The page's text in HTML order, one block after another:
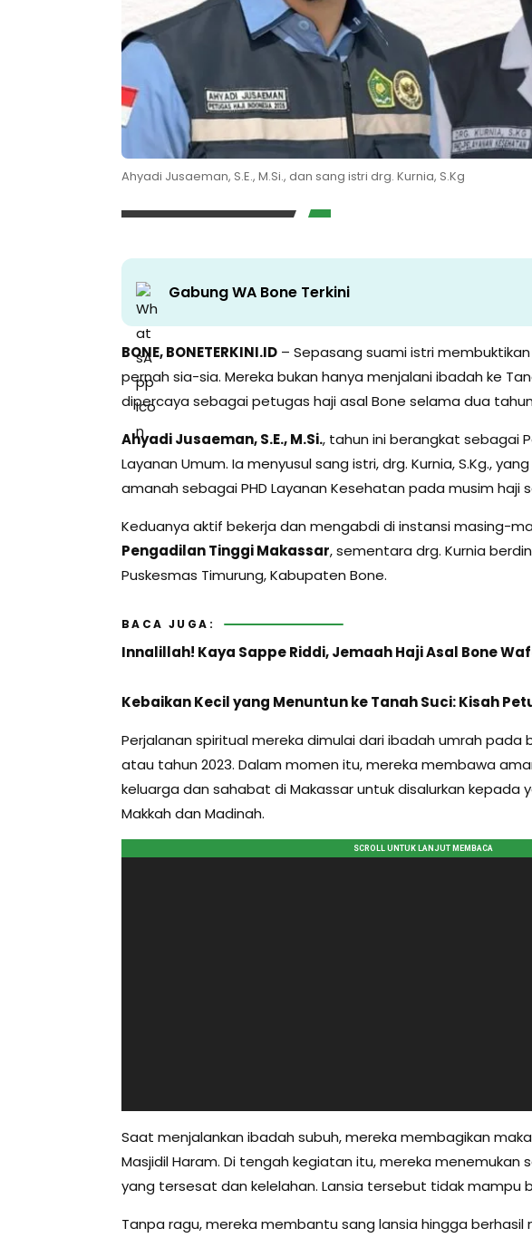
Ahyadi Jusaeman, S.E., M.Si., dan sang istri drg. Kurnia, S.Kg
Gabung WA Bone Terkini
BONE, BONETERKINI.ID – Sepasang suami istri
pernah sia-sia. Mereka bukan hanya menjalani ibadah ke
dipercaya sebagai petugas haji asal Bone selama dua
Ahyadi Jusaeman, S.E., M.Si., tahun ini berangkat sebagai
Layanan Umum. Ia menyusul sang istri, drg. Kurnia, S.Kg.,
amanah sebagai PHD Layanan Kesehatan pada musim haji
Keduanya aktif bekerja dan mengabdi di instansi masing-
Pengadilan Tinggi Makassar, sementara drg. Kurnia
Puskesmas Timurung, Kabupaten Bone.
BACA JUGA:
Innalillah! Kaya Sappe Riddi, Jemaah Haji Asal Bone
Kebaikan Kecil yang Menuntun ke Tanah Suci: Kisah
Perjalanan spiritual mereka dimulai dari ibadah umrah pada
atau tahun 2023. Dalam momen itu, mereka membawa
keluarga dan sahabat di Makassar untuk disalurkan kepada
Makkah dan Madinah.
Saat menjalankan ibadah subuh, mereka membagikan
Masjidil Haram. Di tengah kegiatan itu, mereka menemukan
yang tersesat dan kelelahan. Lansia tersebut tidak mampu
Tanpa ragu, mereka membantu sang lansia hingga